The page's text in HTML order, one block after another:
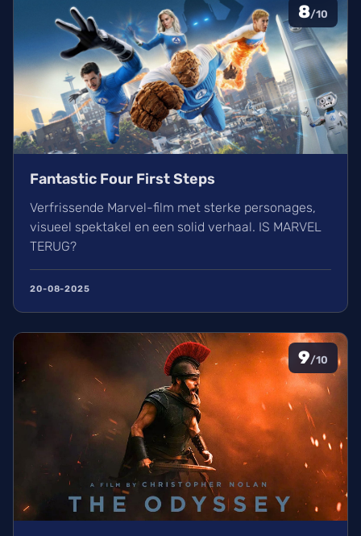
8/10
Fantastic Four First Steps
Verfrissende Marvel-film met sterke personages,
visueel spektakel en een solid verhaal. IS MARVEL
TERUG?
20-08-2025
9/10